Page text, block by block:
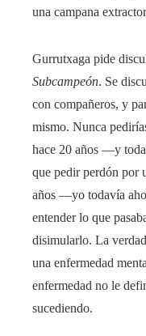
una campana
Gurrutxaga pide
Subcampeón. Se
con compañeros, y
mismo. Nunca
hace 20 años —y
que pedir perdón por
años —yo todavía
entender lo que
disimularlo. La
una enfermedad
enfermedad no le
sucediendo.